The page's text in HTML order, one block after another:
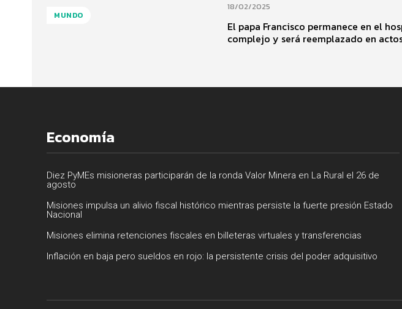
MUNDO
18/02/2025
El papa Francisco permanece en el
complejo y será reemplazado en
Economía
Diez PyMEs misioneras participarán de la ronda Valor Minera en La Rural el 26 de
agosto
Misiones impulsa un alivio fiscal histórico mientras persiste la fuerte presión Estado
Nacional
Misiones elimina retenciones fiscales en billeteras virtuales y transferencias
Inflación en baja pero sueldos en rojo: la persistente crisis del poder adquisitivo